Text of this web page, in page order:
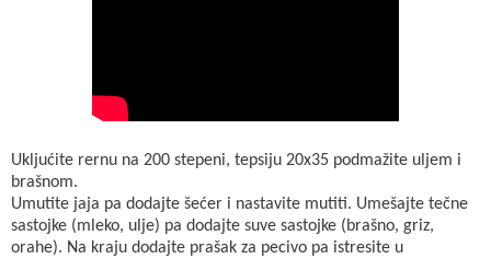
Ukljućite rernu na 200 stepeni, tepsiju 20x35 podmažite uljem i
brašnom.
Umutite jaja pa dodajte šećer i nastavite mutiti. Umešajte tečne
sastojke (mleko, ulje) pa dodajte suve sastojke (brašno, griz,
orahe). Na kraju dodajte prašak za pecivo pa istresite u